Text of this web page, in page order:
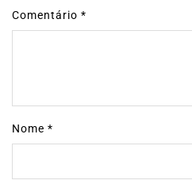
Comentário *
Nome *